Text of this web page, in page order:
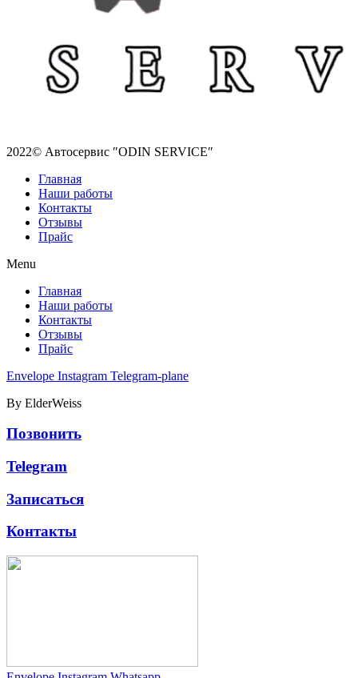
2022© Автосервис ″ODIN SERVICE″
Главная
Наши работы
Контакты
Отзывы
Прайс
Menu
Главная
Наши работы
Контакты
Отзывы
Прайс
Envelope Instagram Telegram-plane
By ElderWeiss
Позвонить
Telegram
Записаться
Контакты